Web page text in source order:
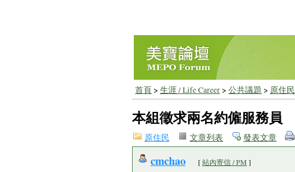
首頁> 生涯 / Life Career> 公共議題 > 原住民
本組徵求兩名約僱服務員
原住民 文章列表 發表文章
cmchao [站內寄信 / PM ]